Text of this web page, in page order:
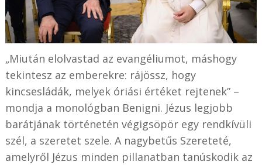
„Miután elolvastad az evangéliumot, máshogy
tekintesz az emberekre: rájössz, hogy
kincsesládák, melyek óriási értéket rejtenek” –
mondja a monológban Benigni. Jézus legjobb
barátjának történetén végigsöpör egy rendkívüli
szél, a szeretet szele. A nagybetűs Szereteté,
amelyről Jézus minden pillanatban tanúskodik az